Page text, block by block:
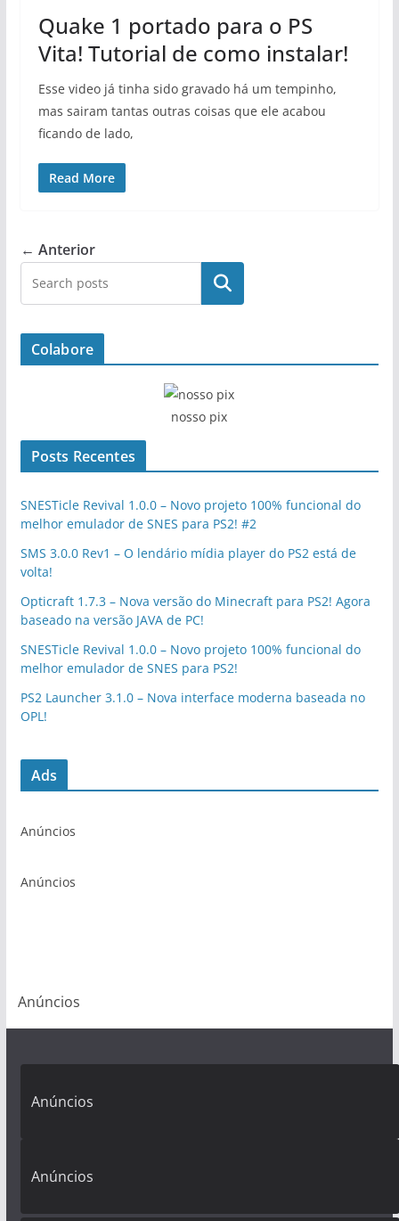
Quake 1 portado para o PS
Vita! Tutorial de como instalar!
Esse video já tinha sido gravado há um tempinho,
mas sairam tantas outras coisas que ele acabou
ficando de lado,
Read More
← Anterior
Pesquisar
Colabore
nosso pix
Posts Recentes
SNESTicle Revival 1.0.0 – Novo projeto 100% funcional do
melhor emulador de SNES para PS2! #2
SMS 3.0.0 Rev1 – O lendário mídia player do PS2 está de
volta!
Opticraft 1.7.3 – Nova versão do Minecraft para PS2! Agora
baseado na versão JAVA de PC!
SNESTicle Revival 1.0.0 – Novo projeto 100% funcional do
melhor emulador de SNES para PS2!
PS2 Launcher 3.1.0 – Nova interface moderna baseada no
OPL!
Ads
Anúncios
Anúncios
Anúncios
Anúncios
Anúncios